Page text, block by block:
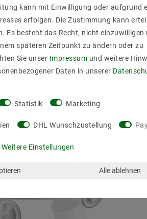
kauften auch
kann mit Einwilligung oder aufgrund
erfolgen. Die Zustimmung kann
Es besteht das Recht, nicht einzuwilligen
späteren Zeitpunkt zu ändern oder zu
Sie unser Impressum und weitere
Daten in unserer
Statistik Marketing
DHL Wunschzustellung
Weitere Einstellungen
Alle ablehnen